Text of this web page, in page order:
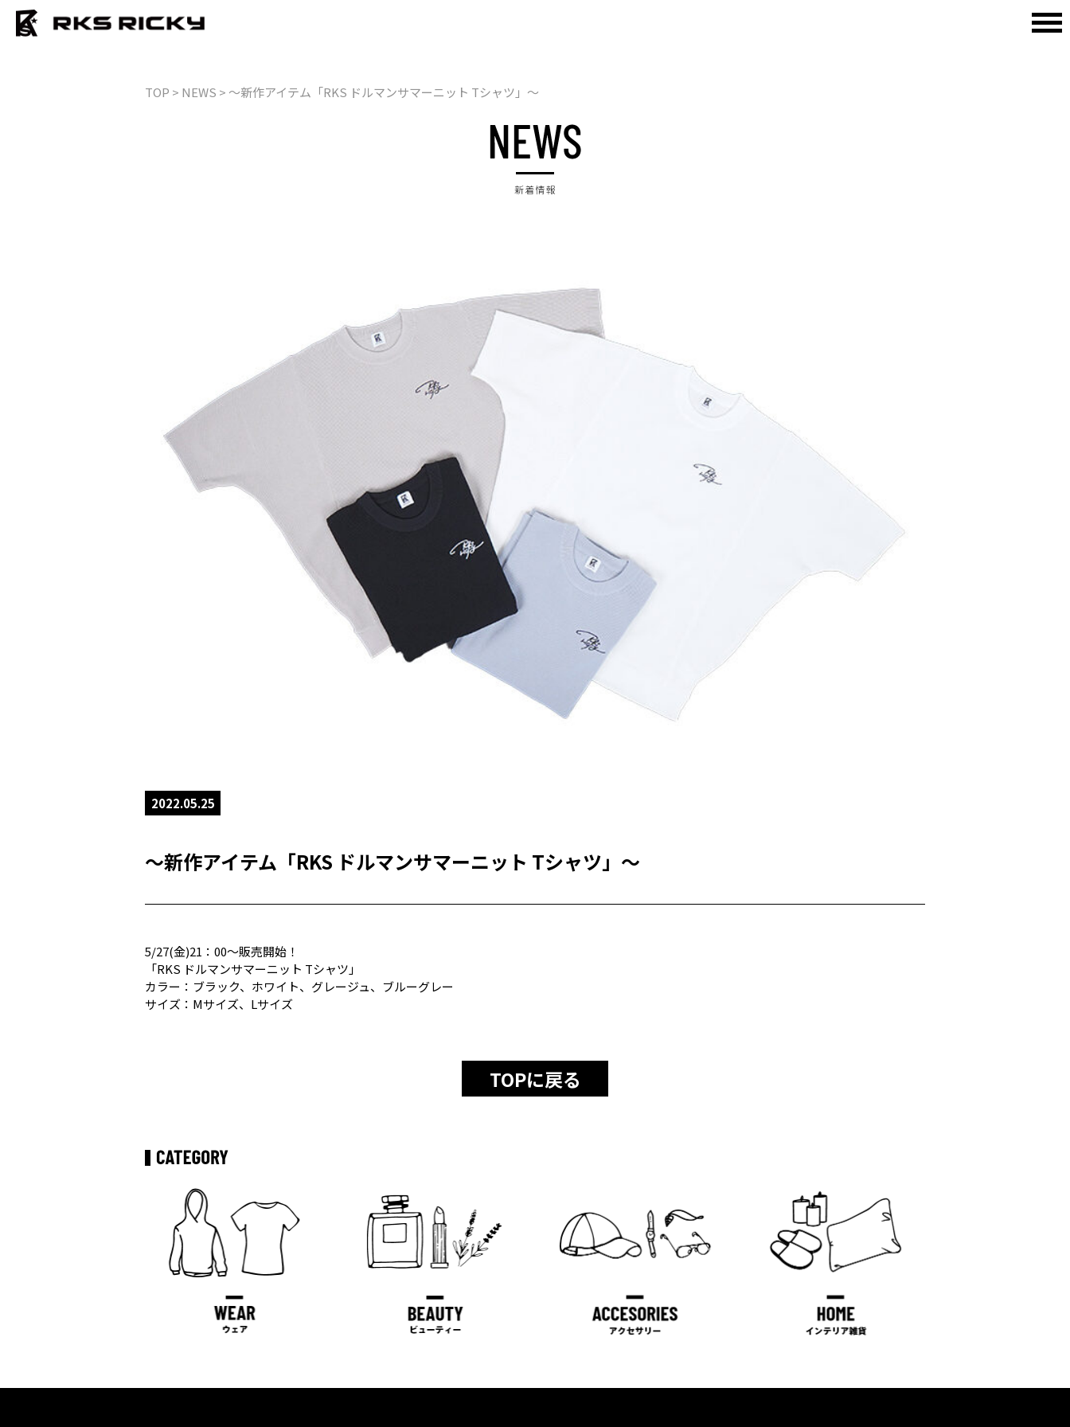
TOP > NEWS > ～新作アイテム「RKS ドルマンサマーニット Tシャツ」～
2022.05.25
～新作アイテム「RKS ドルマンサマーニット Tシャツ」～
5/27(金)21：00～販売開始！
「RKS ドルマンサマーニット Tシャツ」
カラー：ブラック、ホワイト、グレージュ、ブルーグレー
サイズ：Mサイズ、Lサイズ
TOPに戻る